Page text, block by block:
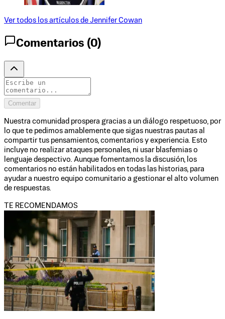
Ver todos los artículos de Jennifer Cowan
Comentarios (0)
Comentar
Nuestra comunidad prospera gracias a un diálogo respetuoso, por
lo que te pedimos amablemente que sigas nuestras pautas al
compartir tus pensamientos, comentarios y experiencia. Esto
incluye no realizar ataques personales, ni usar blasfemias o
lenguaje despectivo. Aunque fomentamos la discusión, los
comentarios no están habilitados en todas las historias, para
ayudar a nuestro equipo comunitario a gestionar el alto volumen
de respuestas.
TE RECOMENDAMOS